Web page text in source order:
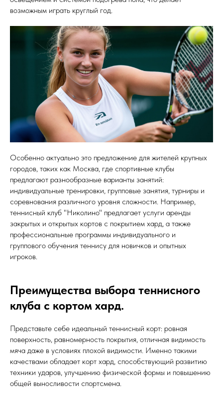
возможным играть круглый год.
Особенно актуально это предложение для жителей крупных
городов, таких как Москва, где спортивные клубы
предлагают разнообразные варианты занятий:
индивидуальные тренировки, групповые занятия, турниры и
соревнования различного уровня сложности. Например,
теннисный клуб "Николино" предлагает услуги аренды
закрытых и открытых кортов с покрытием хард, а также
профессиональные программы индивидуального и
группового обучения теннису для новичков и опытных
игроков.
Преимущества выбора теннисного
клуба с кортом хард.
Представьте себе идеальный теннисный корт: ровная
поверхность, равномерность покрытия, отличная видимость
мяча даже в условиях плохой видимости. Именно такими
качествами обладает корт хард, способствующий развитию
техники ударов, улучшению физической формы и повышению
общей выносливости спортсмена.